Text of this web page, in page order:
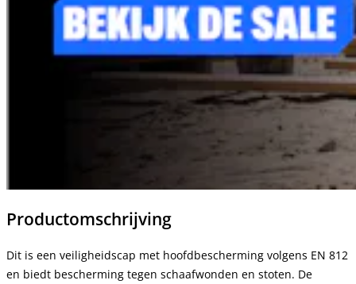
Productomschrijving
Dit is een veiligheidscap met hoofdbescherming volgens EN 812
en biedt bescherming tegen schaafwonden en stoten. De